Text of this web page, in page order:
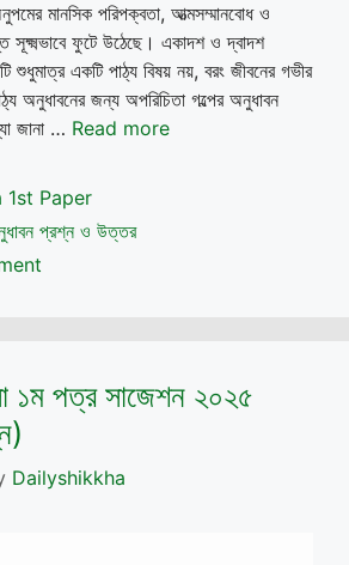
মানসিক পরিপক্বতা, আত্মসম্মানবোধ ও
সূক্ষ্মভাবে ফুটে উঠেছে। একাদশ ও দ্বাদশ
শুধুমাত্র একটি পাঠ্য বিষয় নয়, বরং জীবনের গভীর
অনুধাবনের জন্য অপরিচিতা গল্পের অনুধাবন
জানা … Read more
1st Paper
প্রশ্ন ও উত্তর
১ম পত্র সাজেশন ২০২৫
Dailyshikkha